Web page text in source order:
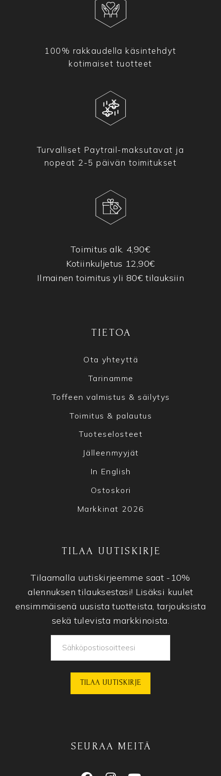
100% rakkaudella käsintehdyt
kotimaiset tuotteet
Turvalliset Paytrail-maksutavat ja
nopeat 2-5 päivän toimitukset
Toimitus alk. 4,90€
Kotiinkuljetus 12,90€
Ilmainen toimitus yli 80€ tilauksiin
TIETOA
Ota yhteyttä
Tarinamme
Toffeen valmistus & säilytys
Toimitus & palautus
Tuoteselosteet
Jälleenmyyjät
In English
Ostoskori
Markkinat 2026
TILAA UUTISKIRJE
Tilaamalla uutiskirjeemme saat -10%
alennuksen tilauksestasi! Lisäksi kuulet
ensimmäisenä uusista tuotteista, tarjouksista
sekä tulevista markkinoista.
SEURAA MEITÄ